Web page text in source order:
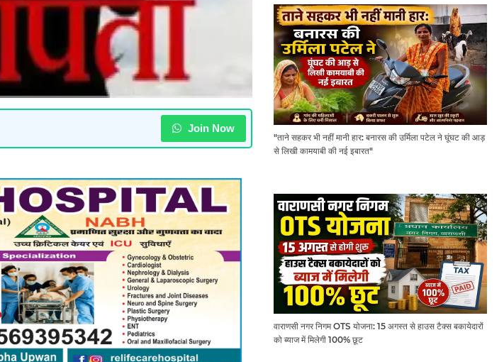
Join Now
"ताने सहकर भी नहीं मानी हार: बनारस की उर्मिला पटेल ने घूंघट की आड़
से लिखी कामयाबी की नई इबारत"
वाराणसी नगर निगम OTS योजना: 15 अगस्त से हाउस टैक्स बकायेदारों
को ब्याज में मिलेगी 100% छूट